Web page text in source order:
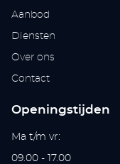
Aanbod
Diensten
Over ons
Contact
Openingstijden
Ma t/m vr:
09.00 - 17.00